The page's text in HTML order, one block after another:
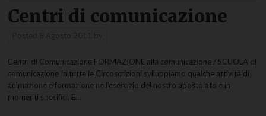
Centri di comunicazione
Centri di Comunicazione FORMAZIONE alla comunicazione / SCUOLA di
comunicazione In tutte le Circoscrizioni sviluppiamo qualche attività di
animazione e formazione nell’esercizio del nostro apostolato e in
momenti specifici. E…